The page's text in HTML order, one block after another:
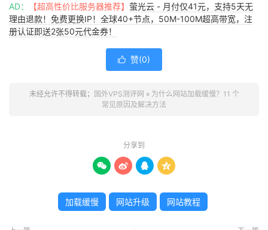
AD： 【超高性价比服务器推荐】 萤光云 - 月付仅41元，支持5天无
理由退款！免费更换IP！全球40+节点，50M-100M超高带宽，注
册认证即送2张50元代金券！
 赞(0)
未经允许不得转载； 国外VPS测评网 » 为什么网站加载缓慢？11 个
常见原因及解决方法
分享到
   
加载缓慢 网站升级 网站教程